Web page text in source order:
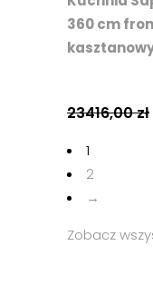
360 cm
23416,00zł
1
2
→
Zobacz